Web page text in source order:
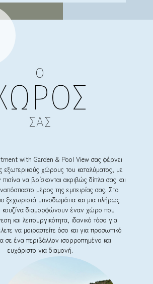
Ο
ΣΑΣ
with Garden & Pool View σας φέρνει
εξωτερικούς χώρους του καταλύματος, με
να βρίσκονται ακριβώς δίπλα σας και
μέρος της εμπειρίας σας. Στο
ξεχωριστά υπνοδωμάτια και μια πλήρως
κουζίνα διαμορφώνουν έναν χώρο που
και λειτουργικότητα, ιδανικό τόσο για
να μοιραστείτε όσο και για προσωπικό
σε ένα περιβάλλον ισορροπημένο και
ευχάριστο για διαμονή.